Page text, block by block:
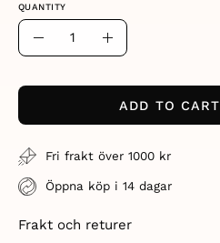
QUANTITY
Quantity
Decrease Increase
ADD TO CART
Fri frakt över 1000 kr
Öppna köp i 14 dagar
Frakt och returer